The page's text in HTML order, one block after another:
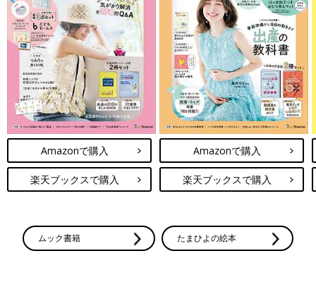
Amazonで購入
楽天ブックスで購入
Amazonで購入
楽天ブックスで購入
ムック書籍 たまひよの絵本